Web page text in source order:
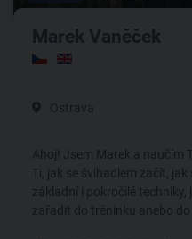
Marek Vaněček
Ostrava
Ahoj! Jsem Marek a naučím
Ti, jak se švihadlem začít,
základní i pokročilé
zařadit do tréninku anebo do